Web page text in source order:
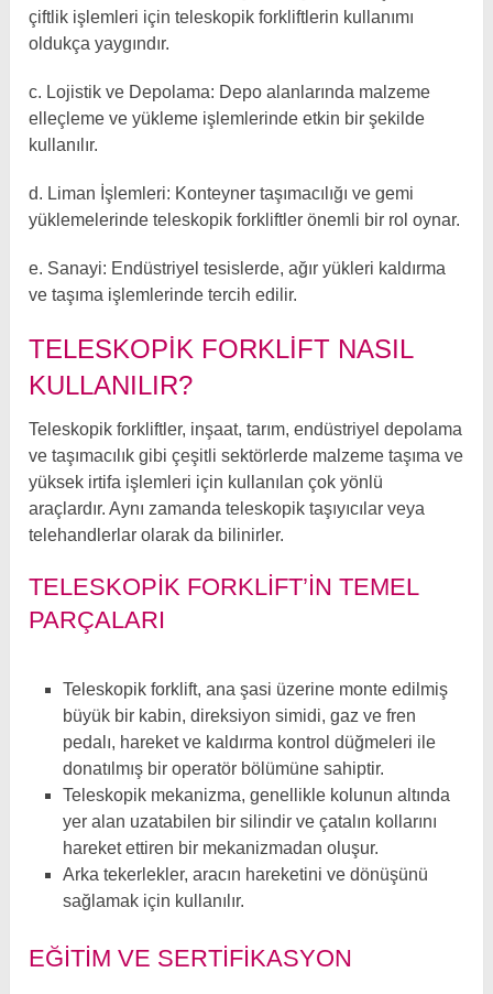
çiftlik işlemleri için teleskopik forkliftlerin kullanımı
oldukça yaygındır.
c. Lojistik ve Depolama: Depo alanlarında malzeme
elleçleme ve yükleme işlemlerinde etkin bir şekilde
kullanılır.
d. Liman İşlemleri: Konteyner taşımacılığı ve gemi
yüklemelerinde teleskopik forkliftler önemli bir rol oynar.
e. Sanayi: Endüstriyel tesislerde, ağır yükleri kaldırma
ve taşıma işlemlerinde tercih edilir.
TELESKOPIK FORKLIFT NASIL
KULLANILIR?
Teleskopik forkliftler, inşaat, tarım, endüstriyel depolama
ve taşımacılık gibi çeşitli sektörlerde malzeme taşıma ve
yüksek irtifa işlemleri için kullanılan çok yönlü
araçlardır. Aynı zamanda teleskopik taşıyıcılar veya
telehandlerlar olarak da bilinirler.
TELESKOPIK FORKLIFT’IN TEMEL
PARÇALARI
Teleskopik forklift, ana şasi üzerine monte edilmiş
büyük bir kabin, direksiyon simidi, gaz ve fren
pedalı, hareket ve kaldırma kontrol düğmeleri ile
donatılmış bir operatör bölümüne sahiptir.
Teleskopik mekanizma, genellikle kolunun altında
yer alan uzatabilen bir silindir ve çatalın kollarını
hareket ettiren bir mekanizmadan oluşur.
Arka tekerlekler, aracın hareketini ve dönüşünü
sağlamak için kullanılır.
EĞITIM VE SERTIFIKASYON